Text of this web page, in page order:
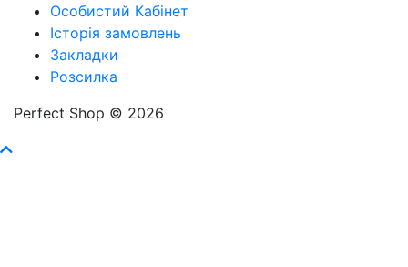
Особистий Кабінет
Історія замовлень
Закладки
Розсилка
Perfect Shop © 2026